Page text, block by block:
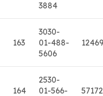
3884
163
3030-
01-488-
5606
164
2530-
01-566-